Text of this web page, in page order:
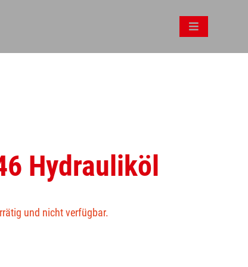
Hydrauliköl
und nicht verfügbar.